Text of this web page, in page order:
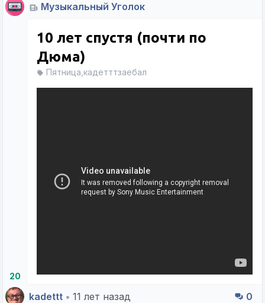
Музыкальный Уголок
20
10 лет спустя (почти по
Дюма)
Пятница,кадетттзаебал
kadettt • 11 лет назад 0